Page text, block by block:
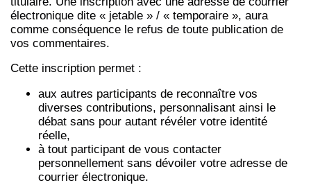
électronique dite « jetable » / « temporaire », aura
comme conséquence le refus de toute publication de
vos commentaires.
Cette inscription permet :
aux autres participants de reconnaître vos
diverses contributions, personnalisant ainsi le
débat sans pour autant révéler votre identité
réelle,
à tout participant de vous contacter
personnellement sans dévoiler votre adresse de
courrier électronique.